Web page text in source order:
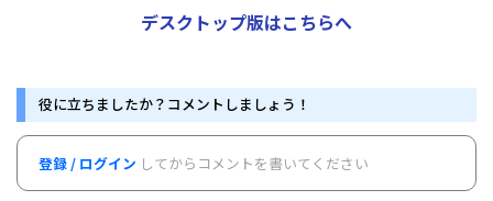
デスクトップ版はこちらへ
役に立ちましたか？コメントしましょう！
登録 / ログイン してからコメントを書いてください